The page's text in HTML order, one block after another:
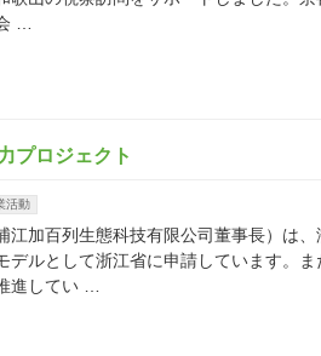
…
プロジェクト
活動
江加百列生態科技有限公司董事長）は
デルとして浙江省に申請しています。
進してい …